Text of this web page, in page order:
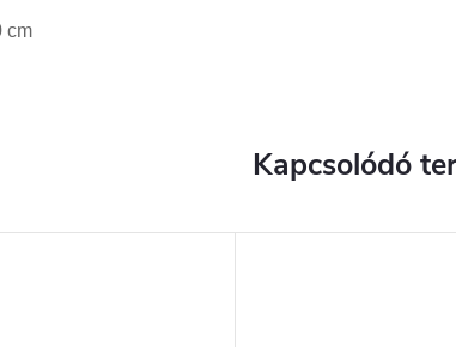
cm
Kapcsolódó